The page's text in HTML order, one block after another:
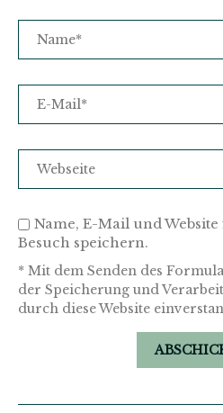
Name, E-Mail und
Besuch speichern.
* Mit dem Senden des
der Speicherung und
durch diese Website